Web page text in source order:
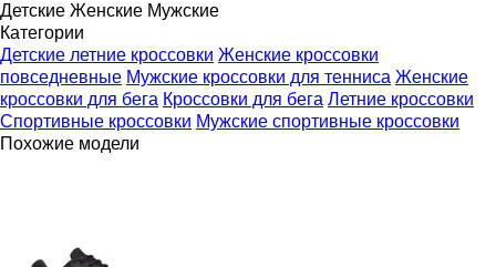
Детские Женские Мужские
Категории
Детские летние кроссовки Женские кроссовки
повседневные Мужские кроссовки для тенниса Женские
кроссовки для бега Кроссовки для бега Летние кроссовки
Спортивные кроссовки Мужские спортивные кроссовки
Похожие модели